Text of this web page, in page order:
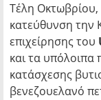
Τέλη Οκτωβρίου,
κατεύθυνση την
επιχείρησης του
και τα υπόλοιπα
κατάσχεσης
βενεζουελανό